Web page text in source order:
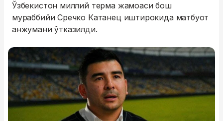
Ўзбекистон миллий терма жамоаси бош
мураббийи Сречко Катанец иштирокида матбуот
анжумани ўтказилди.